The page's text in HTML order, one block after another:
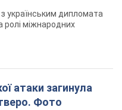
українським дипломата
ролі міжнародних
атаки загинула
Фото